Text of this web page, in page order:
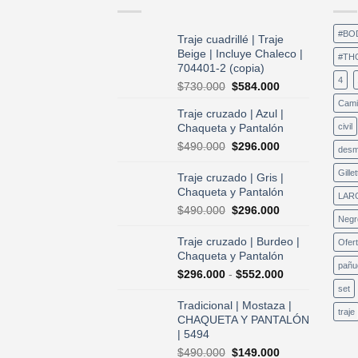
Traje cuadrillé | Traje
Beige | Incluye Chaleco |
704401-2 (copia)
$730.000 El
original
era:
$730.000.
$584.000El
actual
es:
$584.000.
Traje cruzado | Azul |
Chaqueta y Pantalón
$490.000 El
original
era:
$490.000.
$296.000El
actual
es:
Traje cruzado | Gris |
Chaqueta y Pantalón
$490.000 El
original
era:
$490.000.
$296.000El
actual
es:
Traje cruzado | Burdeo |
Chaqueta y Pantalón
$296.000 - $552.000Rango
precios:
desde
Tradicional | Mostaza |
CHAQUETA Y PANTALÓN
| 5494
$490.000 El
$149.000El
4
civil
set
traje